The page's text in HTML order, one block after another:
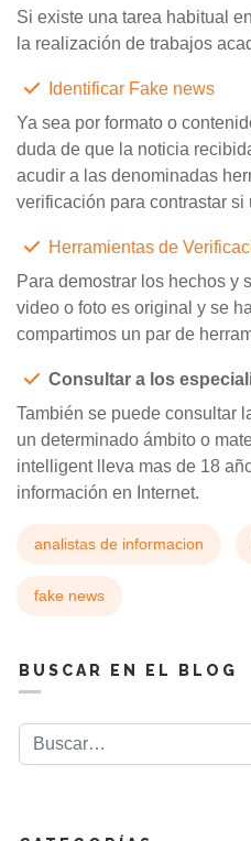
Si existe una tarea habitual
la realización de trabajos
Identificar Fake news
Ya sea por formato o
duda de que la noticia
acudir a las denominadas
verificación para contrastar
Herramientas de
Para demostrar los hechos y
video o foto es original y se
compartimos un par de
Consultar a los
También se puede consultar
un determinado ámbito o
intelligent lleva mas de 18
información en Internet.
analistas de informacion
fake news
BUSCAR EN EL BLOG
Buscar